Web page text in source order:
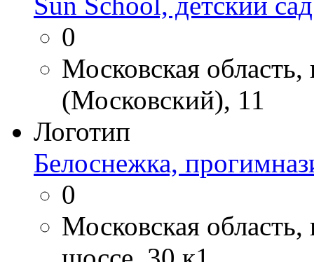
0
Московская
(Московский), 11
Логотип
Белоснежка,
0
Московская